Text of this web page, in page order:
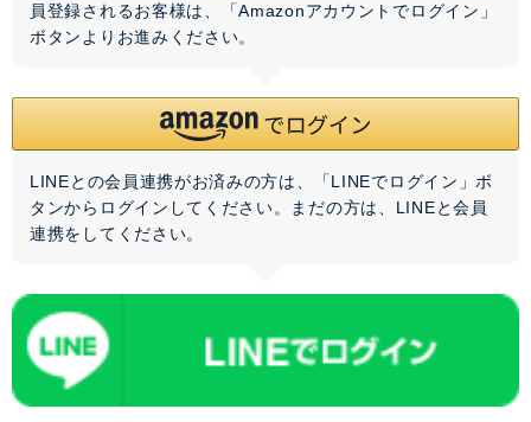
員登録されるお客様は、「Amazonアカウントでログイン」
ボタンよりお進みください。
LINEとの会員連携がお済みの方は、「LINEでログイン」ボ
タンからログインしてください。まだの方は、 LINEと会員
連携をしてください。